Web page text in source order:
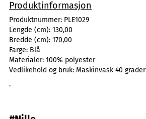
Produktinformasjon
Produktnummer: PLE1029
Lengde (cm): 130,00
Bredde (cm): 170,00
Farge: Blå
Materialer: 100% polyester
Vedlikehold og bruk: Maskinvask 40 grader
.